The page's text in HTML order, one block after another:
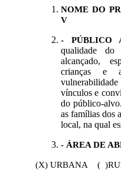
NOME DO
V
- PÚBLICO
qualidade
alcançado,
crianças e
vínculos e
do público-
as famílias dos
local, na qual
- ÁREA DE
(X) URBANA (